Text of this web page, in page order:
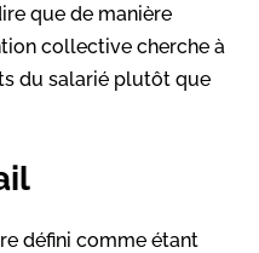
que de manière
collective cherche à
du salarié plutôt que
défini comme étant